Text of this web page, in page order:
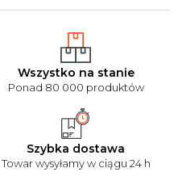
Wszystko na stanie
Ponad 80 000 produktów
Szybka dostawa
Towar wysyłamy w ciągu 24 h